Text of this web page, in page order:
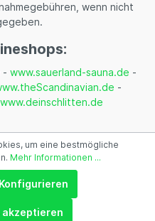
wenn nicht
- www.sauerland-sauna.de -
-
www.deinschlitten.de
um eine bestmögliche
Mehr Informationen ...
Konfigurieren
akzeptieren